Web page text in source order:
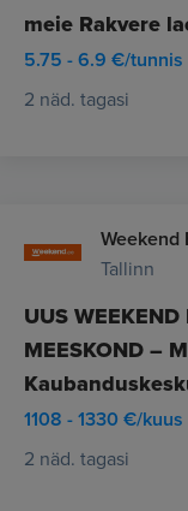
meie Rakvere
5.75 - 6.9 €/
2 näd. tagasi
Weekend
Tallinn
UUS
MEESKOND –
1108 - 1330 €/
2 näd. tagasi